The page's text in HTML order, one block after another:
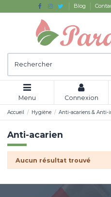
Blog
Menu Connexion
Accueil Hygiène Anti-acariens & Anti-
Anti-acarien
Aucun résultat trouvé